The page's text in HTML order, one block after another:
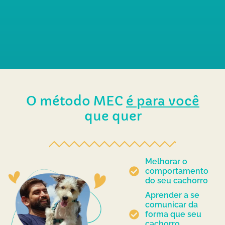
O método MEC é para você
que quer
Melhorar o
comportamento
do seu cachorro
Aprender a se
comunicar da
forma que seu